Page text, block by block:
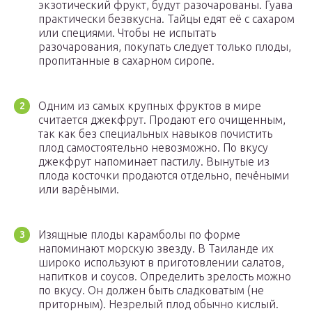
экзотический фрукт, будут разочарованы. Гуава
практически безвкусна. Тайцы едят её с сахаром
или специями. Чтобы не испытать
разочарования, покупать следует только плоды,
пропитанные в сахарном сиропе.
Одним из самых крупных фруктов в мире
считается джекфрут. Продают его очищенным,
так как без специальных навыков почистить
плод самостоятельно невозможно. По вкусу
джекфрут напоминает пастилу. Вынутые из
плода косточки продаются отдельно, печёными
или варёными.
Изящные плоды карамболы по форме
напоминают морскую звезду. В Таиланде их
широко используют в приготовлении салатов,
напитков и соусов. Определить зрелость можно
по вкусу. Он должен быть сладковатым (не
приторным). Незрелый плод обычно кислый.